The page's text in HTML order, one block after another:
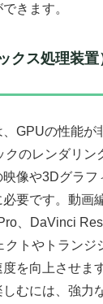
と拡張性
キーで作業効率
を快適にこなす
（MIL規格ハイス
ッシュレート対応
体験
512GB SSDで快
ザインで持ち運び
トで拡張性抜群
集とゲーミング
きます。
クス処理装
GPUの性能が
のレンダリン
像や3Dグラフ
要です。動画
、DaVinci
トやトランジ
を向上させま
むには、強力